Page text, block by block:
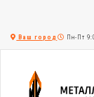
Ваш город Пн-Пт